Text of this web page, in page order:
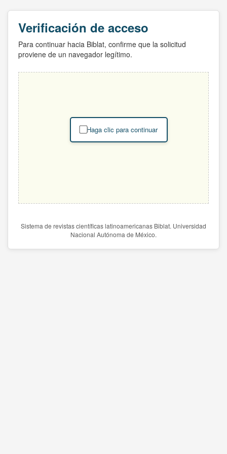
Verificación de acceso
Para continuar hacia Biblat, confirme que la solicitud
proviene de un navegador legítimo.
Haga clic para continuar
Sistema de revistas científicas latinoamericanas Biblat. Universidad
Nacional Autónoma de México.